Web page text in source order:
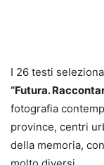
I 26 testi
“Futura.
fotografia
province, centri
della memoria,